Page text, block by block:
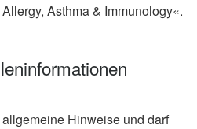
Asthma & Immunology«.
Hinweise und darf